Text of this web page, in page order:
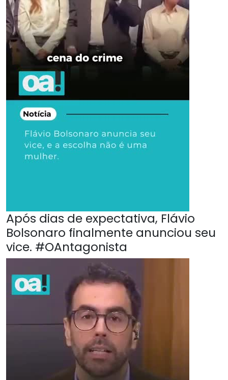
Após dias de expectativa, Flávio
Bolsonaro finalmente anunciou seu
vice. #OAntagonista